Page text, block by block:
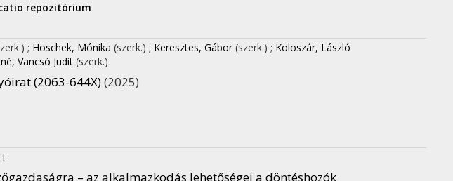
repozitórium
; Hoschek, Mónika (szerk.) ; Keresztes, Gábor (szerk.) ; Koloszár, László
Vancsó Judit (szerk.)
(2063-644X)(2025)
– az alkalmazkodás lehetőségei a döntéshozók